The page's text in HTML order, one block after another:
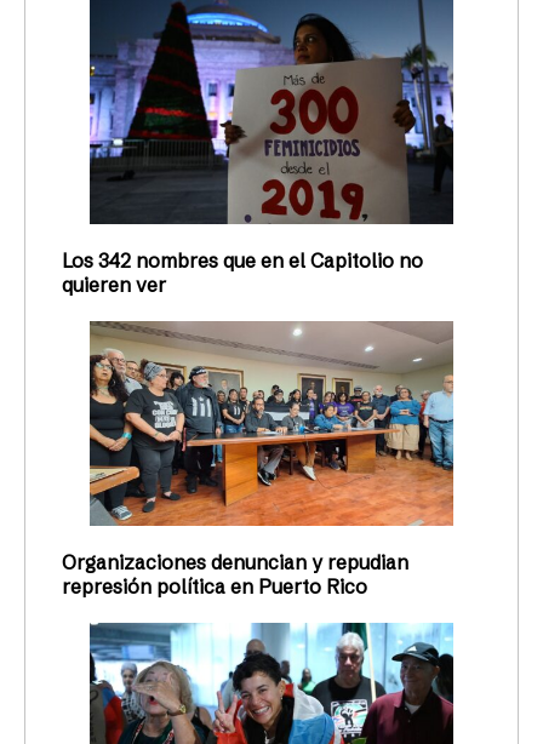
Los 342 nombres que en el Capitolio no
quieren ver
Organizaciones denuncian y repudian
represión política en Puerto Rico